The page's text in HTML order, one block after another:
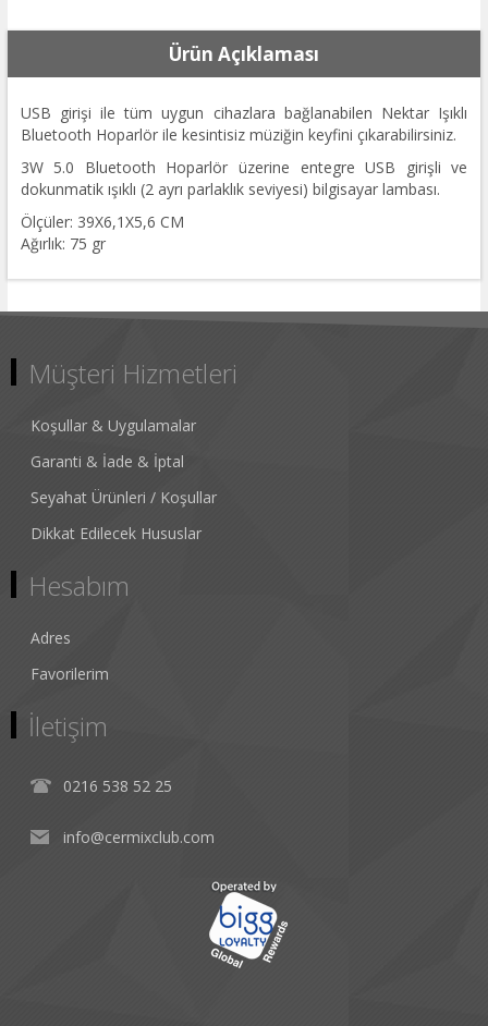
Ürün Açıklaması
USB girişi ile tüm uygun cihazlara bağlanabilen Nektar Işıklı
Bluetooth Hoparlör ile kesintisiz müziğin keyfini çıkarabilirsiniz.
3W 5.0 Bluetooth Hoparlör üzerine entegre USB girişli ve
dokunmatik ışıklı (2 ayrı parlaklık seviyesi) bilgisayar lambası.
Ölçüler: 39X6,1X5,6 CM
Ağırlık: 75 gr
Müşteri Hizmetleri
Koşullar & Uygulamalar
Garanti & İade & İptal
Seyahat Ürünleri / Koşullar
Dikkat Edilecek Hususlar
Hesabım
Adres
Favorilerim
İletişim
0216 538 52 25
info@cermixclub.com